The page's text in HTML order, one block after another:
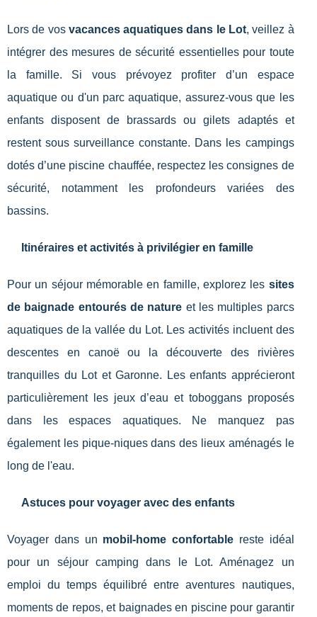
Lors de vos vacances aquatiques dans le Lot, veillez à
intégrer des mesures de sécurité essentielles pour toute
la famille. Si vous prévoyez profiter d’un espace
aquatique ou d'un parc aquatique, assurez-vous que les
enfants disposent de brassards ou gilets adaptés et
restent sous surveillance constante. Dans les campings
dotés d’une piscine chauffée, respectez les consignes de
sécurité, notamment les profondeurs variées des
bassins.
Itinéraires et activités à privilégier en famille
Pour un séjour mémorable en famille, explorez les sites
de baignade entourés de nature et les multiples parcs
aquatiques de la vallée du Lot. Les activités incluent des
descentes en canoë ou la découverte des rivières
tranquilles du Lot et Garonne. Les enfants apprécieront
particulièrement les jeux d’eau et toboggans proposés
dans les espaces aquatiques. Ne manquez pas
également les pique-niques dans des lieux aménagés le
long de l'eau.
Astuces pour voyager avec des enfants
Voyager dans un mobil-home confortable reste idéal
pour un séjour camping dans le Lot. Aménagez un
emploi du temps équilibré entre aventures nautiques,
moments de repos, et baignades en piscine pour garantir